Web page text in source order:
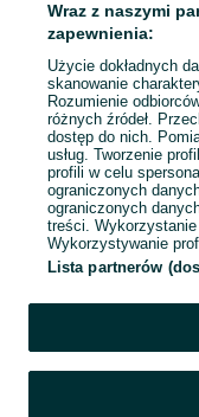
Mapa ministron
Popularne wyszukiwania
Wraz z naszymi
zapewnienia:
Użycie dokładnych
skanowanie
Rozumienie
różnych źródeł.
dostęp do nich.
usług. Tworzenie
profili w celu
ograniczonych
ograniczonych
treści.
Wykorzystywanie
Lista partnerów